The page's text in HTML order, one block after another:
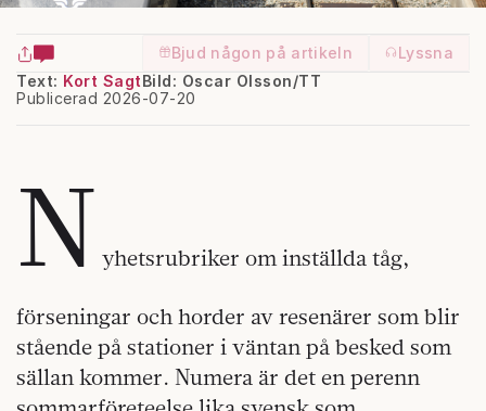
Bjud någon på artikeln
Lyssna
Text: Kort Sagt
Publicerad 2026-07-20
Bild: Oscar Olsson/TT
N yhetsrubriker om inställda tåg,
förseningar och horder av resenärer som blir
stående på stationer i väntan på besked som
sällan kommer. Numera är det en perenn